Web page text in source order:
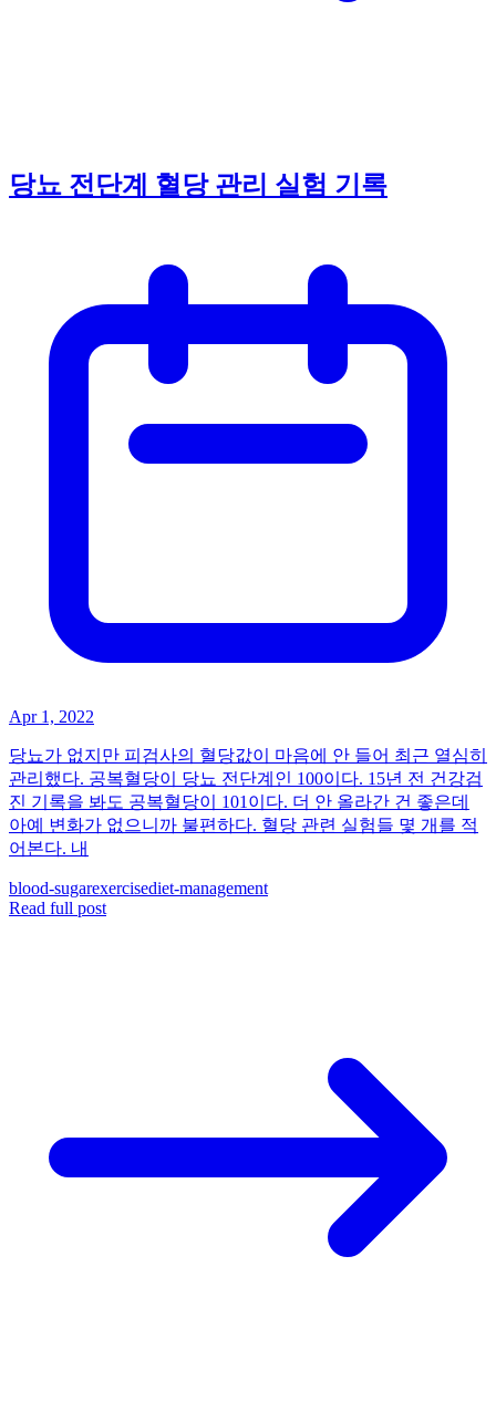
당뇨 전단계 혈당 관리 실험 기록
Apr 1, 2022
당뇨가 없지만 피검사의 혈당값이 마음에 안 들어 최근 열심히
관리했다. 공복혈당이 당뇨 전단계인 100이다. 15년 전 건강검
진 기록을 봐도 공복혈당이 101이다. 더 안 올라간 건 좋은데
아예 변화가 없으니까 불편하다. 혈당 관련 실험들 몇 개를 적
어본다. 내
blood-sugarexercisediet-management
Read full post